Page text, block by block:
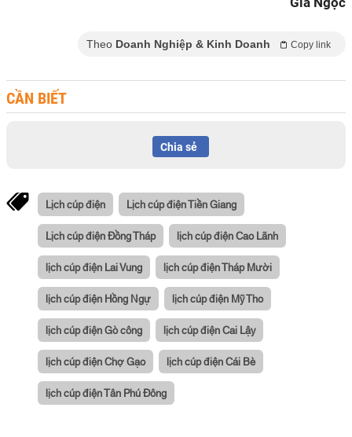
Theo Doanh Nghiệp & Kinh Doanh Copy link
CẦN BIẾT
Chia sẻ
Lịch cúp điện Lịch cúp điện Tiền Giang
Lịch cúp điện Đồng Tháp lịch cúp điện Cao Lãnh
lịch cúp điện Lai Vung lịch cúp điện Tháp Mười
lịch cúp điện Hồng Ngự lịch cúp điện Mỹ Tho
lịch cúp điện Gò công lịch cúp điện Cai Lậy
lịch cúp điện Chợ Gạo lịch cúp điện Cái Bè
lịch cúp điện Tân Phú Đông